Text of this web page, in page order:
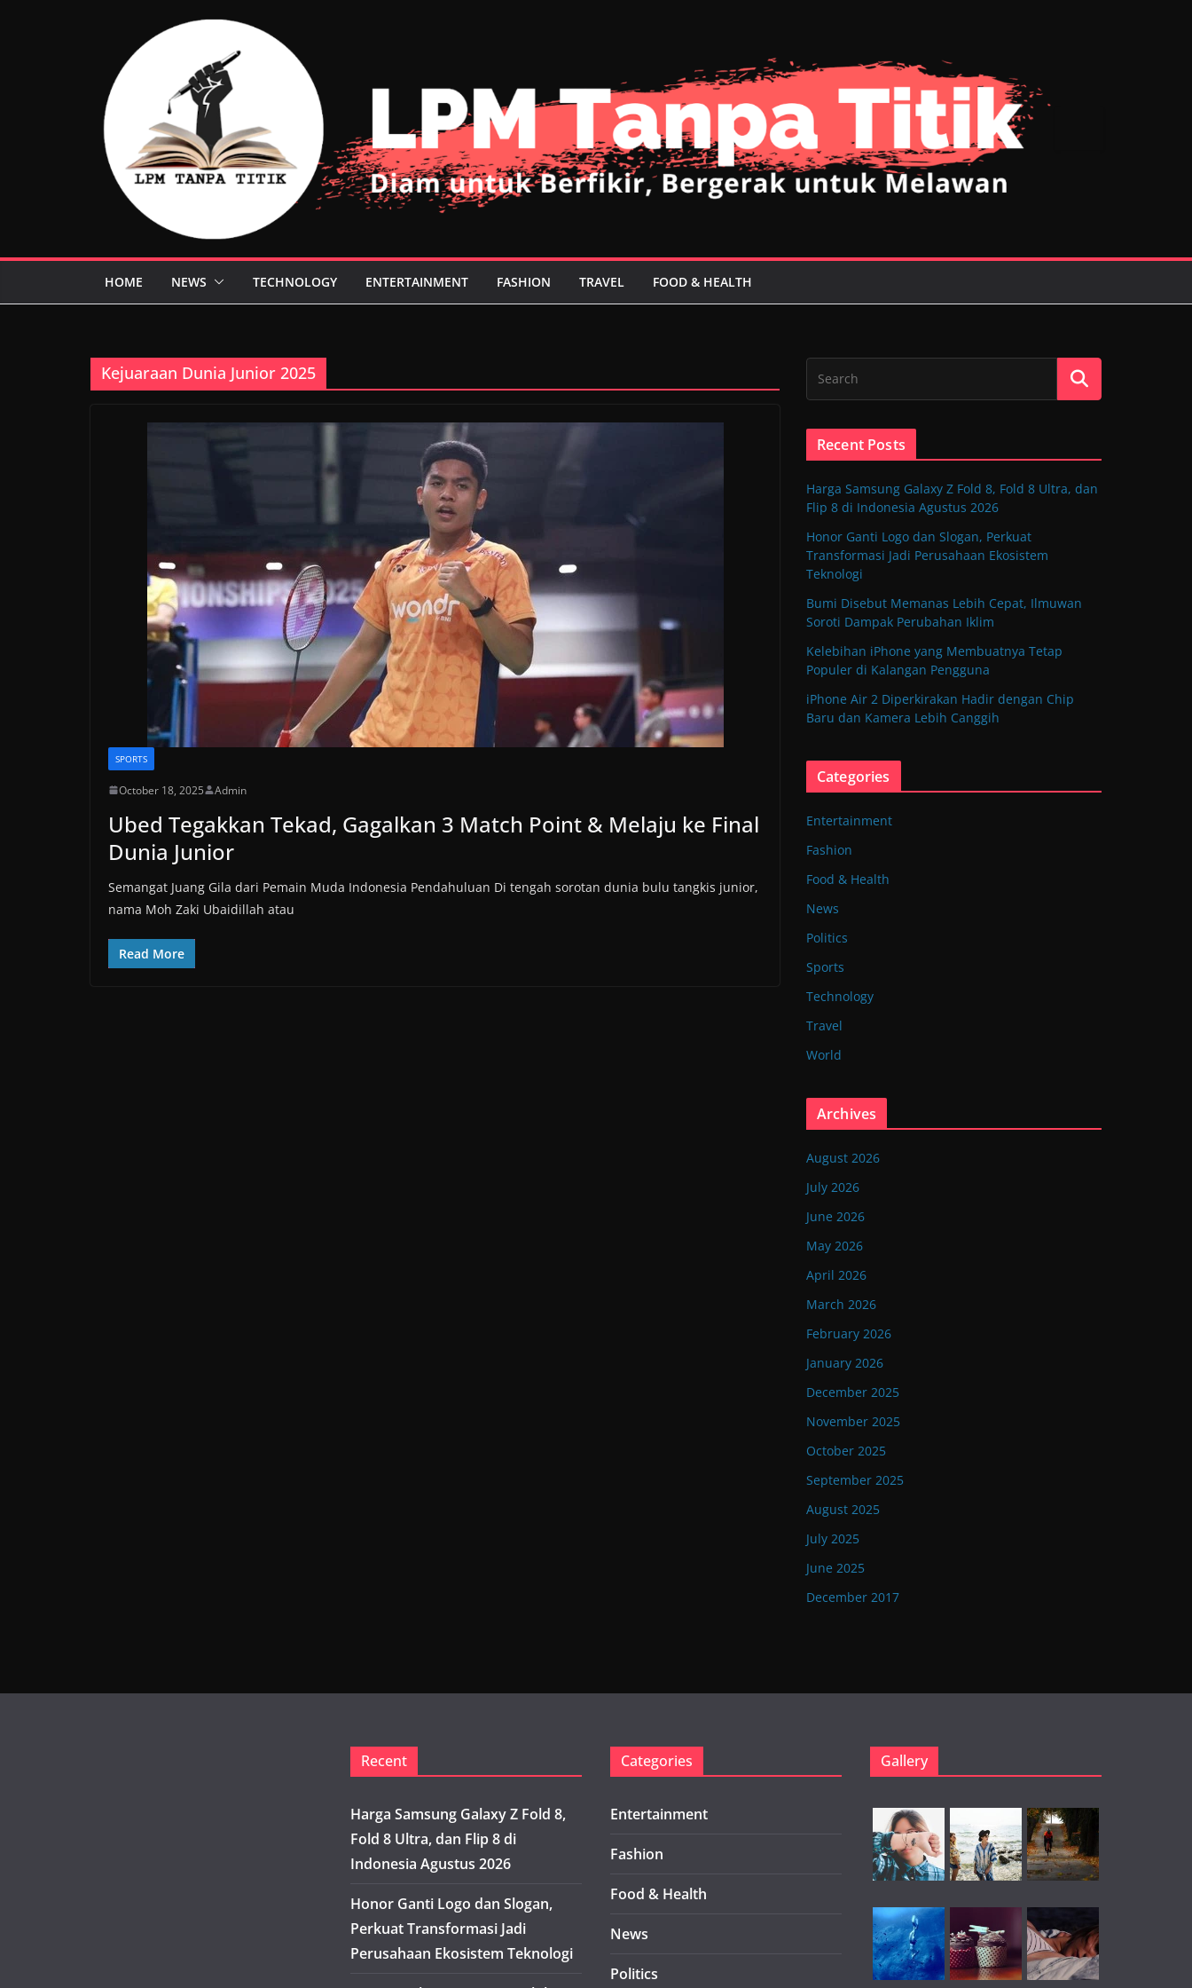
HOME NEWS TECHNOLOGY ENTERTAINMENT FASHION TRAVEL FOOD & HEALTH
Kejuaraan Dunia Junior 2025
SPORTS
October 18, 2025 Admin
Ubed Tegakkan Tekad, Gagalkan 3 Match Point & Melaju ke Final
Dunia Junior
Semangat Juang Gila dari Pemain Muda Indonesia Pendahuluan Di tengah sorotan dunia bulu tangkis junior,
nama Moh Zaki Ubaidillah atau
Read More
Recent Posts
Harga Samsung Galaxy Z Fold 8, Fold 8 Ultra, dan
Flip 8 di Indonesia Agustus 2026
Honor Ganti Logo dan Slogan, Perkuat
Transformasi Jadi Perusahaan Ekosistem
Teknologi
Bumi Disebut Memanas Lebih Cepat, Ilmuwan
Soroti Dampak Perubahan Iklim
Kelebihan iPhone yang Membuatnya Tetap
Populer di Kalangan Pengguna
iPhone Air 2 Diperkirakan Hadir dengan Chip
Baru dan Kamera Lebih Canggih
Categories
Entertainment
Fashion
Food & Health
News
Politics
Sports
Technology
Travel
World
Archives
August 2026
July 2026
June 2026
May 2026
April 2026
March 2026
February 2026
January 2026
December 2025
November 2025
October 2025
September 2025
August 2025
July 2025
June 2025
December 2017
Recent
Harga Samsung Galaxy Z Fold 8,
Fold 8 Ultra, dan Flip 8 di
Indonesia Agustus 2026
Honor Ganti Logo dan Slogan,
Perkuat Transformasi Jadi
Perusahaan Ekosistem Teknologi
Categories
Entertainment
Fashion
Food & Health
News
Politics
Gallery